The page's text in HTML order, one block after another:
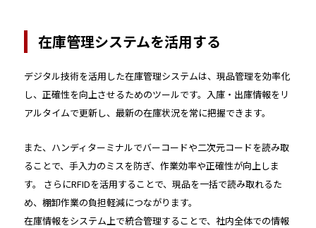
在庫管理システムを活用する
デジタル技術を活用した在庫管理システムは、現品管理を効率化
し、正確性を向上させるためのツールです。入庫・出庫情報をリ
アルタイムで更新し、最新の在庫状況を常に把握できます。
また、ハンディターミナルでバーコードや二次元コードを読み取
ることで、手入力のミスを防ぎ、作業効率や正確性が向上しま
す。 さらにRFIDを活用することで、現品を一括で読み取れるた
め、棚卸作業の負担軽減につながります。
在庫情報をシステム上で統合管理することで、社内全体での情報